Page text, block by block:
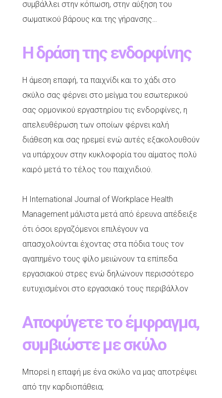
συμβάλλει στην κόπωση, στην αύξηση του
σωματικού βάρους και της γήρανσης…
Η δράση της ενδορφίνης
Η άμεση επαφή, τα παιχνίδι και το χάδι στο
σκύλο σας φέρνει στο μείγμα του εσωτερικού
σας ορμονικού εργαστηρίου τις ενδορφίνες, η
απελευθέρωση των οποίων φέρνει καλή
διάθεση και σας ηρεμεί ενώ αυτές εξακολουθούν
να υπάρχουν στην κυκλοφορία του αίματος πολύ
καιρό μετά το τέλος του παιχνιδιού.
Η International Journal of Workplace Health
Management μάλιστα μετά από έρευνα απέδειξε
ότι όσοι εργαζόμενοι επιλέγουν να
απασχολούνται έχοντας στα πόδια τους τον
αγαπημένο τους φίλο μειώνουν τα επίπεδα
εργασιακού στρες ενώ δηλώνουν περισσότερο
ευτυχισμένοι στο εργασιακό τους περιβάλλον
Αποφύγετε το έμφραγμα,
συμβιώστε με σκύλο
Μπορεί η επαφή με ένα σκύλο να μας αποτρέψει
από την καρδιοπάθεια;